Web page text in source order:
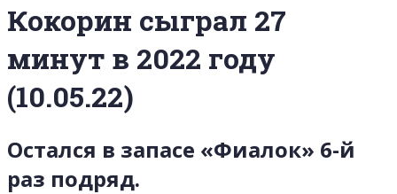
Кокорин сыграл 27
минут в 2022 году
(10.05.22)
Остался в запасе «Фиалок» 6-й
раз подряд.